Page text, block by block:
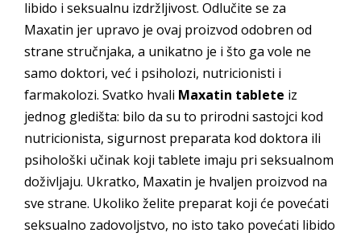
libido i seksualnu izdržljivost. Odlučite se za
Maxatin jer upravo je ovaj proizvod odobren od
strane stručnjaka, a unikatno je i što ga vole ne
samo doktori, već i psiholozi, nutricionisti i
farmakolozi. Svatko hvali Maxatin tablete iz
jednog gledišta: bilo da su to prirodni sastojci kod
nutricionista, sigurnost preparata kod doktora ili
psihološki učinak koji tablete imaju pri seksualnom
doživljaju. Ukratko, Maxatin je hvaljen proizvod na
sve strane. Ukoliko želite preparat koji će povećati
seksualno zadovoljstvo, no isto tako povećati libido